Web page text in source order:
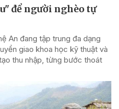
để người nghèo tự
An đang tập trung đa dạng
giao khoa học kỹ thuật và
thu nhập, từng bước thoát